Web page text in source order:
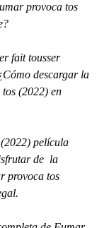
descargar la
(2022) en
de  la
provoca tos